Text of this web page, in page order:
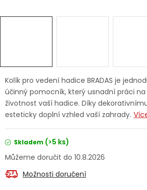
Jaký je aktuální stav mé objednávky?
Velkoobchodní spolupráce (B2B)
Servis nářadí Hodnocení obchodu
Kolík pro vedení hadice BRADAS je
účinný pomocník, který usnadní práci
životnost vaší hadice. Díky
esteticky doplní vzhled vaší zahrady.
Skladem (>5 ks)
10.8.2026
Možnosti doručení